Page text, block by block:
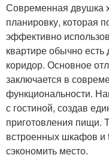
Современная двушка
планировку, которая
эффективно
квартире обычно есть
коридор. Основное
заключается в
функциональности.
с гостиной, создав
приготовления пищи.
встроенных шкафов и
сэкономить место.